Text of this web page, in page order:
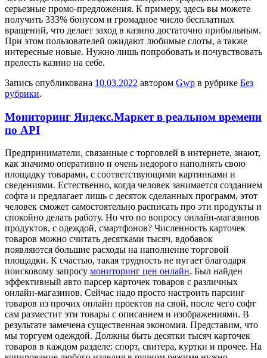
серьезные промо-предложения. К примеру, здесь вы можете
получить 333% бонусом и громадное число бесплатных
вращений, что делает заход в казино достаточно прибыльным.
При этом пользователей ожидают любимые слоты, а также
интересные новые. Нужно лишь попробовать и почувствовать
прелесть казино на себе.
Запись опубликована 10.03.2022 автором Gwp в рубрике Без
рубрики.
Мониторинг Яндекс.Маркет в реальном времени
по API
Прeдпринимaтeли, связaнныe с торговлей в интернете, знают,
как значимо оперативно и очень недорого наполнять свою
площадку товарами, с соответствующими картинками и
сведениями. Естественно, когда человек занимается созданием
софта и предлагает лишь с десяток сделанных программ, этот
человек сможет самостоятельно расписать про эти продукты и
спокойно делать работу. Но что по вопросу онлайн-магазинов
продуктов, с одеждой, смартфонов? Численность карточек
товаров можно считать десятками тысяч, вдобавок
появляются большие расходы на наполнение торговой
площадки. К счастью, такая трудность не пугает благодаря
поисковому запросу мониторинг цен онлайн. Был найден
эффективный авто парсер карточек товаров с различных
онлайн-магазинов. Сейчас надо просто настроить парсинг
товаров из прочих онлайн проектов на свой, после чего софт
сам разместит эти товары с описанием и изображениями. В
результате замечена существенная экономия. Представим, что
мы торгуем одеждой. Должны быть десятки тысяч карточек
товаров в каждом разделе: спорт, свитера, куртки и прочее. На